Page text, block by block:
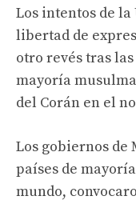
Los intentos de
libertad de
otro revés tras
mayoría
del Corán en el
Los gobiernos de
países de
mundo,